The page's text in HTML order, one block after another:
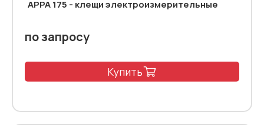
APPA 175 - клещи электроизмерительные
по запросу
Купить